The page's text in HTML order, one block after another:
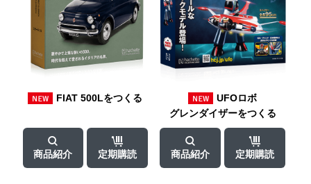
FIAT 500Lをつくる
商品紹介 定期購読
UFOロボ
グレンダイザーをつくる
商品紹介 定期購読